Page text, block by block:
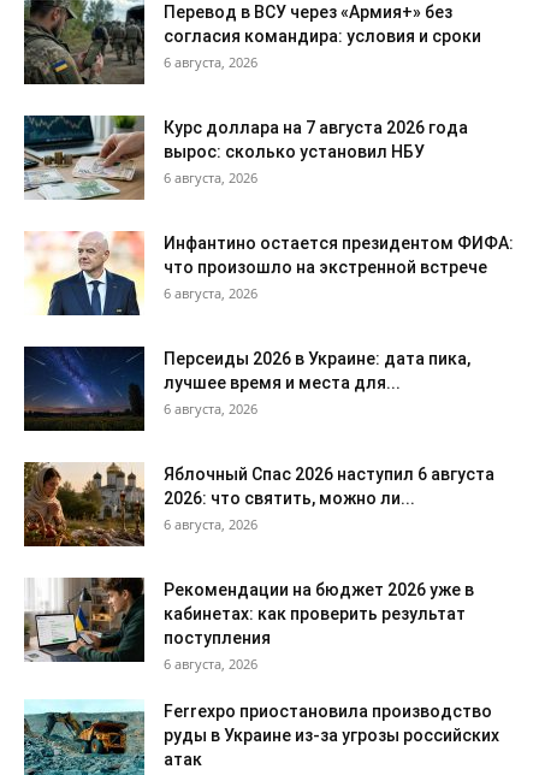
Перевод в ВСУ через «Армия+» без
согласия командира: условия и сроки
6 августа, 2026
Курс доллара на 7 августа 2026 года
вырос: сколько установил НБУ
6 августа, 2026
Инфантино остается президентом ФИФА:
что произошло на экстренной встрече
6 августа, 2026
Персеиды 2026 в Украине: дата пика,
лучшее время и места для...
6 августа, 2026
Яблочный Спас 2026 наступил 6 августа
2026: что святить, можно ли...
6 августа, 2026
Рекомендации на бюджет 2026 уже в
кабинетах: как проверить результат
поступления
6 августа, 2026
Ferrexpo приостановила производство
руды в Украине из-за угрозы российских
атак